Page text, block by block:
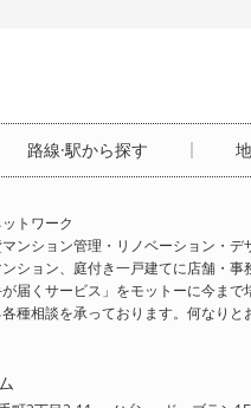
路線·駅から探す
トワーク
ンション管理・リノベーション・
ション、庭付き一戸建てに店舗・事
届くサービス」をモットーに今ま
種相談を承っております。何なりと